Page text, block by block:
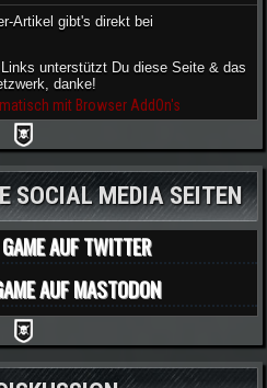
Artikel gibt's direkt bei
unterstützt Du diese Seite & das
danke!
mit Browser AddOn's
SOCIAL MEDIA SEITEN
AUF TWITTER
AUF MASTODON